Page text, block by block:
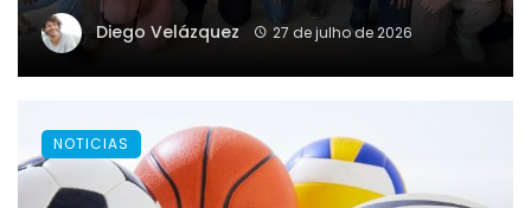
Diego Velázquez 27 de julho de 2026
NOTICIAS